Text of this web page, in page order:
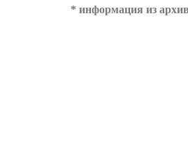
* информация из